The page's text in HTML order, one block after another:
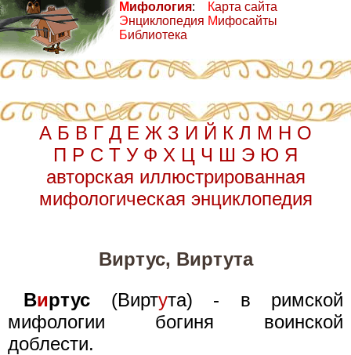
Мифология:
Энциклопедия
Библиотека
Карта сайта
Мифосайты
А Б В Г Д Е Ж З И Й К Л М Н О
П Р С Т У Ф Х Ц Ч Ш Э Ю Я
авторская иллюстрированная
мифологическая энциклопедия
Виртус, Виртута
Виртус (Виртута) - в римской
мифологии богиня воинской
доблести.